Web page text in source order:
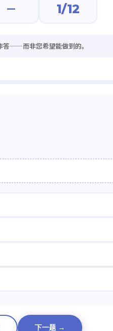
— 1/12
答——而非您希望能做到的。
下一题 →